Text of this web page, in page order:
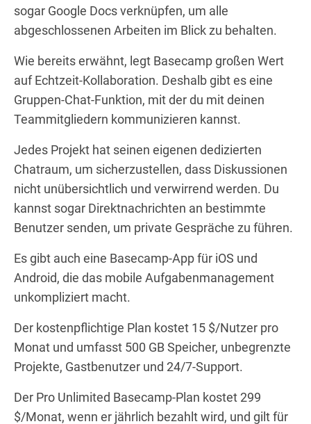
sogar Google Docs verknüpfen, um alle
abgeschlossenen Arbeiten im Blick zu behalten.
Wie bereits erwähnt, legt Basecamp großen Wert
auf Echtzeit-Kollaboration. Deshalb gibt es eine
Gruppen-Chat-Funktion, mit der du mit deinen
Teammitgliedern kommunizieren kannst.
Jedes Projekt hat seinen eigenen dedizierten
Chatraum, um sicherzustellen, dass Diskussionen
nicht unübersichtlich und verwirrend werden. Du
kannst sogar Direktnachrichten an bestimmte
Benutzer senden, um private Gespräche zu führen.
Es gibt auch eine Basecamp-App für iOS und
Android, die das mobile Aufgabenmanagement
unkompliziert macht.
Der kostenpflichtige Plan kostet 15 $/Nutzer pro
Monat und umfasst 500 GB Speicher, unbegrenzte
Projekte, Gastbenutzer und 24/7-Support.
Der Pro Unlimited Basecamp-Plan kostet 299
$/Monat, wenn er jährlich bezahlt wird, und gilt für